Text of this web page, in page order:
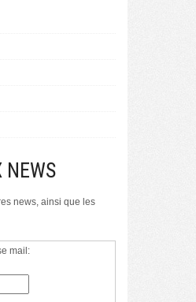
NEWS
news, ainsi que les
mail: